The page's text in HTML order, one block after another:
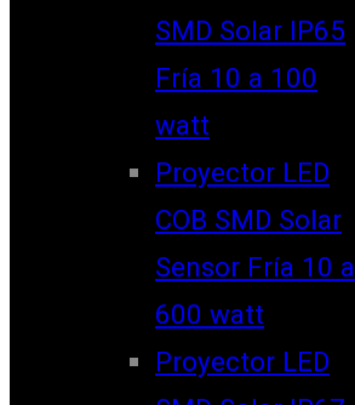
SMD Solar IP65
Fría 10 a 100
watt
Proyector LED
COB SMD Solar
Sensor Fría 10 a
600 watt
Proyector LED